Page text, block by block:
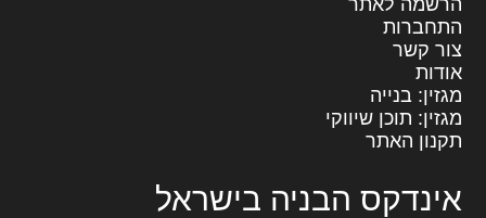
התחברות
צור קשר
אודות
מגזין: בנייה
מגזין: תוכן שיווקי
תקנון האתר
אינדקס הבניה בישראל